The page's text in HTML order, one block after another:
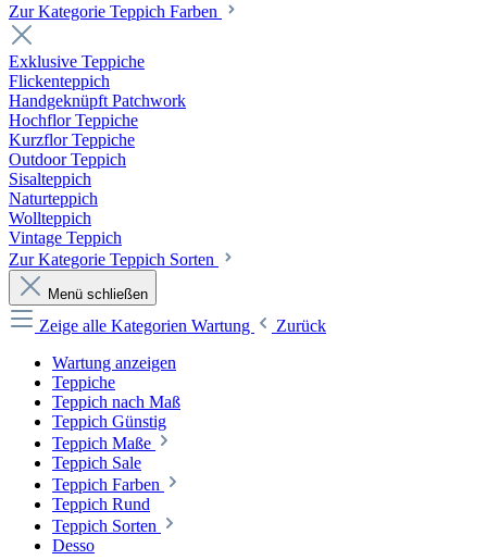
Zur Kategorie Teppich Farben
Exklusive Teppiche
Flickenteppich
Handgeknüpft Patchwork
Hochflor Teppiche
Kurzflor Teppiche
Outdoor Teppich
Sisalteppich
Naturteppich
Wollteppich
Vintage Teppich
Zur Kategorie Teppich Sorten
Menü schließen
Zeige alle Kategorien Wartung
Zurück
Wartung anzeigen
Teppiche
Teppich nach Maß
Teppich Günstig
Teppich Maße
Teppich Sale
Teppich Farben
Teppich Rund
Teppich Sorten
Desso